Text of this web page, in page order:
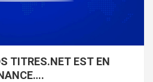
TITRES.NET EST EN